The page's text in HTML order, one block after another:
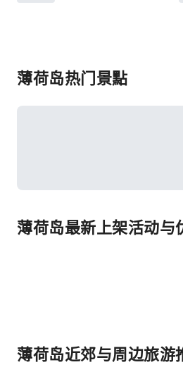
薄荷岛热门景點
薄荷岛最新上架活动与
薄荷岛近郊与周边旅游